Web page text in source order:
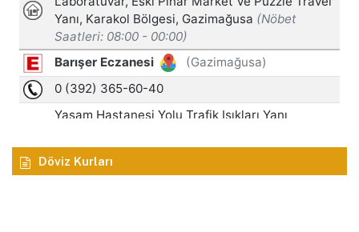
Döviz Kurları